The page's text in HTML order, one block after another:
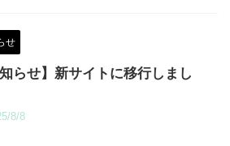
せ
知らせ】新サイトに移行しまし
8/8